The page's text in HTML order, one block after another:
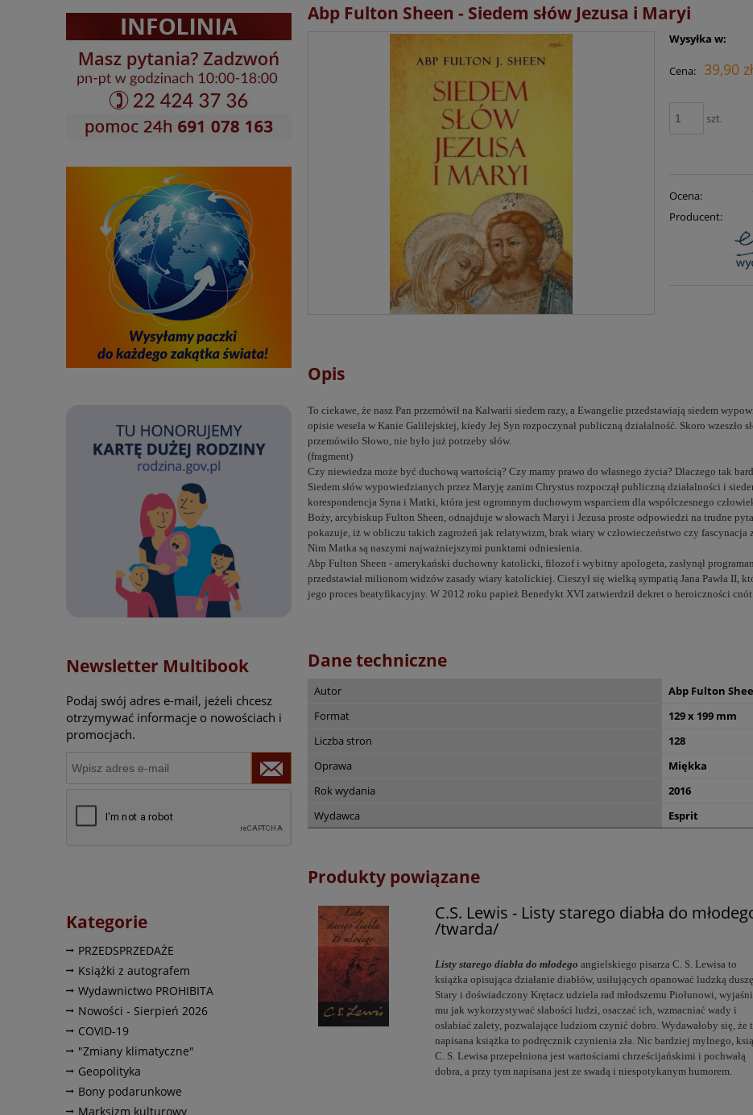
Newsletter Multibook
Podaj swój adres e-mail, jeżeli chcesz
otrzymywać informacje o nowościach i
promocjach.
Kategorie
PRZEDSPRZEDAŻE
Książki z autografem
Wydawnictwo PROHIBITA
Nowości - Sierpień 2026
COVID-19
"Zmiany klimatyczne"
Geopolityka
Bony podarunkowe
Marksizm kulturowy
Abp Fulton Sheen - Siedem słów Jezusa i Maryi
Wysyłka w:
Cena: 39,90 zł
szt.
Ocena:
Producent:
Opis
To ciekawe, że nasz Pan przemówił na Kalwarii siedem razy, a Ewangelie przedstawiają siedem
opisie wesela w Kanie Galilejskiej, kiedy Jej Syn rozpoczynał publiczną działalność. Skoro wzeszło
przemówiło Słowo, nie było już potrzeby słów.
(fragment)
Czy niewiedza może być duchową wartością? Czy mamy prawo do własnego życia? Dlaczego tak
Siedem słów wypowiedzianych przez Maryję zanim Chrystus rozpoczął publiczną działalności i
korespondencja Syna i Matki, która jest ogromnym duchowym wsparciem dla współczesnego
Boży, arcybiskup Fulton Sheen, odnajduje w słowach Maryi i Jezusa proste odpowiedzi na trudne
pokazuje, iż w obliczu takich zagrożeń jak relatywizm, brak wiary w człowieczeństwo czy fascynacja
Nim Matka są naszymi najważniejszymi punktami odniesienia.
Abp Fulton Sheen - amerykański duchowny katolicki, filozof i wybitny apologeta, zasłynął
przedstawiał milionom widzów zasady wiary katolickiej. Cieszył się wielką sympatią Jana Pawła II,
jego proces beatyfikacyjny. W 2012 roku papież Benedykt XVI zatwierdził dekret o heroiczności cnót
Dane techniczne
Autor
Abp Fulton
Format
129 x 199 mm
Liczba stron
128
Oprawa
Miękka
Rok wydania
2016
Wydawca
Esprit
Produkty powiązane
C.S. Lewis - Listy starego diabła do
/twarda/
Listy starego diabła do młodego angielskiego pisarza C. S. Lewisa to
książka opisująca działanie diabłów, usiłujących opanować ludzką duszę.
Stary i doświadczony Krętacz udziela rad młodszemu Piołunowi,
mu jak wykorzystywać słabości ludzi, osaczać ich, wzmacniać wady i
osłabiać zalety, pozwalające ludziom czynić dobro. Wydawałoby się, że
napisana książka to podręcznik czynienia zła. Nic bardziej mylnego,
C. S. Lewisa przepełniona jest wartościami chrześcijańskimi i pochwałą
dobra, a przy tym napisana jest ze swadą i niespotykanym humorem.